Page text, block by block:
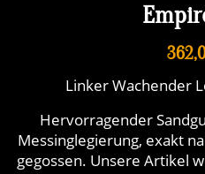
Linker Wachender
Hervorragender
Messinglegierung, exakt
gegossen. Unsere Artikel